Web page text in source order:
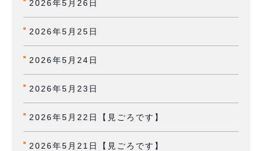
2026年5月26日
2026年5月25日
2026年5月24日
2026年5月23日
2026年5月22日【見ごろです】
2026年5月21日【見ごろです】